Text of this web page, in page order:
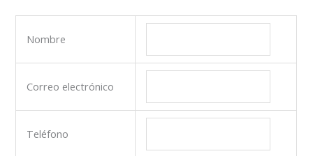
Nombre
Correo electrónico
Teléfono